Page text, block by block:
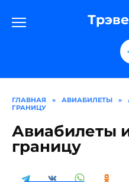
содержанию
ГЛАВНАЯ » АВИАБИЛЕТЫ »
ГРАНИЦУ
Авиабилеты
границу